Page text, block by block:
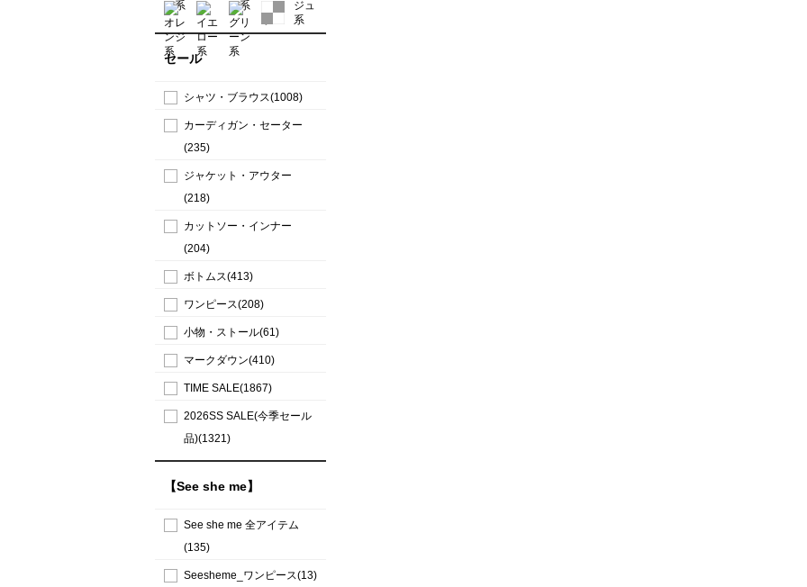
セール
シャツ・ブラウス(1008)
カーディガン・セーター
(235)
ジャケット・アウター
(218)
カットソー・インナー
(204)
ボトムス(413)
ワンピース(208)
小物・ストール(61)
マークダウン(410)
TIME SALE(1867)
2026SS SALE(今季セール
品)(1321)
【See she me】
See she me 全アイテム
(135)
Seesheme_ワンピース(13)